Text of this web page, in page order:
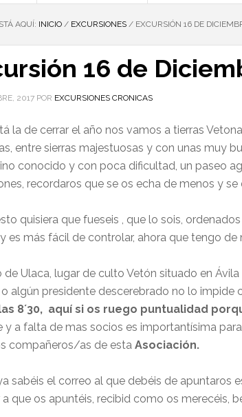
AQUÍ: INICIO / EXCURSIONES / EXCURSIÓN 16 DE
16 de
2017 POR EXCURSIONES CRONICAS
la de cerrar el año nos vamos a tierras
entre sierras majestuosas y con unas muy
conocido y con poca dificultad, un paseo
recordaros que se os echa de menos y se
quisiera que fueseis , que lo sois,
es más fácil de controlar, ahora que tengo de
de Ulaca, lugar de culto Vetón situado en
algún presidente descerebrado no lo
8´30, aquí si os ruego puntualidad
y a falta de mas socios es importantísima
compañeros/as de esta Asociación.
sabéis el correo al que debéis de apuntaros
a que os apuntéis, recibid como os merecéis,